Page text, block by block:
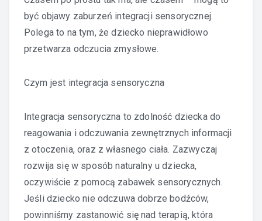
być objawy zaburzeń integracji sensorycznej.
Polega to na tym, że dziecko nieprawidłowo
przetwarza odczucia zmysłowe.
Czym jest integracja sensoryczna
Integracja sensoryczna to zdolność dziecka do
reagowania i odczuwania zewnętrznych informacji
z otoczenia, oraz z własnego ciała. Zazwyczaj
rozwija się w sposób naturalny u dziecka,
oczywiście z pomocą zabawek sensorycznych.
Jeśli dziecko nie odczuwa dobrze bodźców,
powinniśmy zastanowić się nad terapią, która